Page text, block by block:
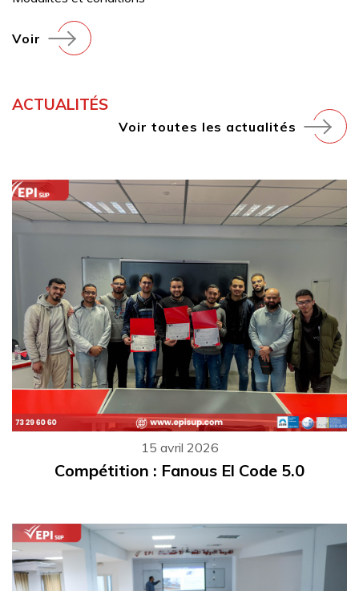
Voir
ACTUALITÉS
Voir toutes les actualités
15 avril 2026
Compétition : Fanous El Code 5.0